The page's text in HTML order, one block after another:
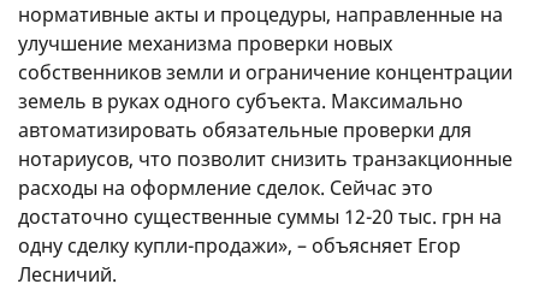
нормативные акты и процедуры, направленные на
улучшение механизма проверки новых
собственников земли и ограничение концентрации
земель в руках одного субъекта. Максимально
автоматизировать обязательные проверки для
нотариусов, что позволит снизить транзакционные
расходы на оформление сделок. Сейчас это
достаточно существенные суммы 12-20 тыс. грн на
одну сделку купли-продажи», – объясняет Егор
Лесничий.